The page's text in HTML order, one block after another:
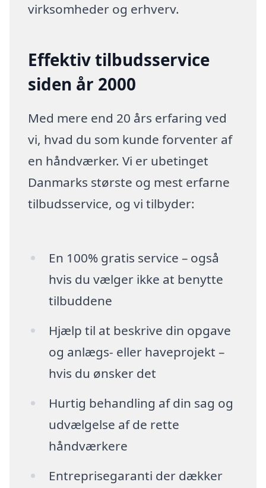
virksomheder og erhverv.
Effektiv tilbudsservice
siden år 2000
Med mere end 20 års erfaring ved
vi, hvad du som kunde forventer af
en håndværker. Vi er ubetinget
Danmarks største og mest erfarne
tilbudsservice, og vi tilbyder:
En 100% gratis service – også
hvis du vælger ikke at benytte
tilbuddene
Hjælp til at beskrive din opgave
og anlægs- eller haveprojekt –
hvis du ønsker det
Hurtig behandling af din sag og
udvælgelse af de rette
håndværkere
Entreprisegaranti der dækker